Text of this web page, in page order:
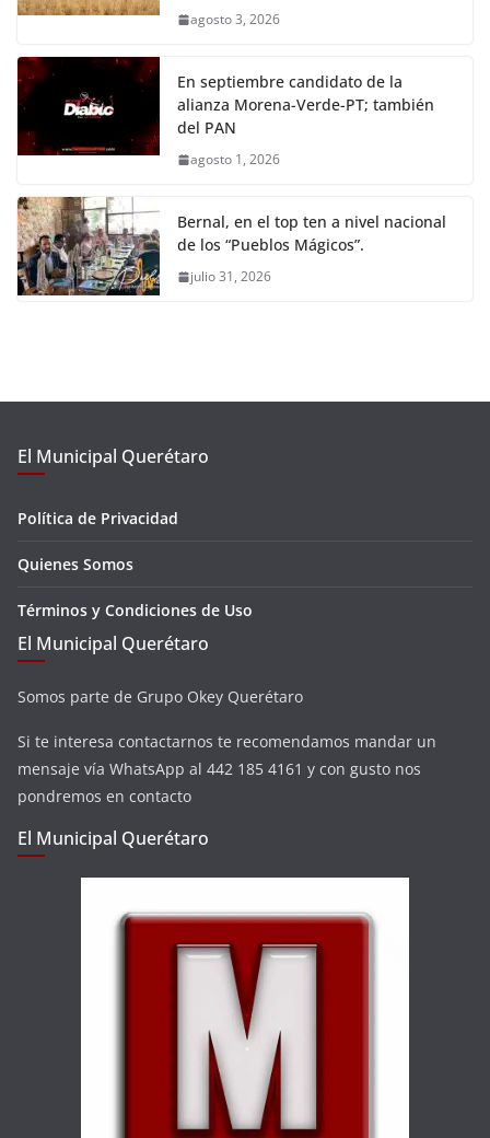
agosto 3, 2026
En septiembre candidato de la
alianza Morena-Verde-PT; también
del PAN
agosto 1, 2026
Bernal, en el top ten a nivel nacional
de los “Pueblos Mágicos”.
julio 31, 2026
El Municipal Querétaro
Política de Privacidad
Quienes Somos
Términos y Condiciones de Uso
El Municipal Querétaro
Somos parte de Grupo Okey Querétaro
Si te interesa contactarnos te recomendamos mandar un
mensaje vía WhatsApp al 442 185 4161 y con gusto nos
pondremos en contacto
El Municipal Querétaro